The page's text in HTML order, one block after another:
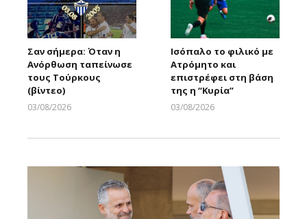
Σαν σήμερα: Όταν η
Ανόρθωση ταπείνωσε
τους Τούρκους
(βίντεο)
03/08/2026
Ισόπαλο το φιλικό με
Ατρόμητο και
επιστρέφει στη βάση
της η “Κυρία”
03/08/2026